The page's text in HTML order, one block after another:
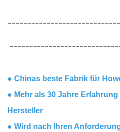
● Chinas beste Fabrik für
● Mehr als 30 Jahre
Hersteller
● Wird nach Ihren